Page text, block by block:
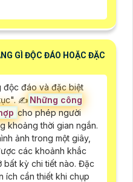
GÌ ĐỘC ĐÁO HOẶC ĐẶC
độc đáo và đặc biệt
✍️ Những công
cho phép người
khoảng thời gian ngắn.
ảnh trong một giây,
các khoảnh khắc
bất kỳ chi tiết nào. Đặc
ích cần thiết khi chụp